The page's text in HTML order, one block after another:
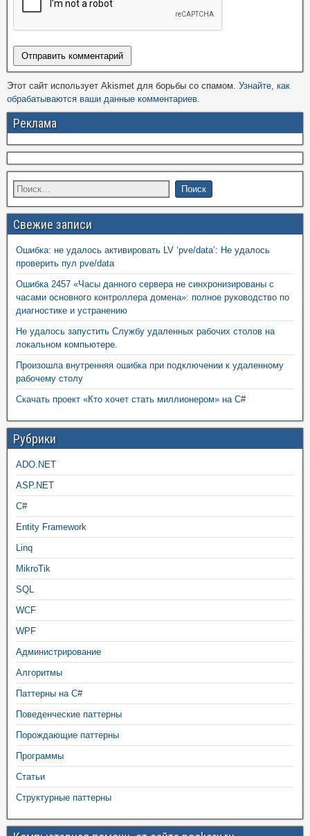
Этот сайт использует Akismet для борьбы со спамом. Узнайте, как
обрабатываются ваши данные комментариев
Реклама
Свежие записи
Ошибка: не удалось активировать LV ‘pve/data’: Не удалось
проверить пул pve/data
Ошибка 2457 «Часы данного сервера не синхронизированы с
часами основного контроллера домена»: полное руководство по
диагностике и устранению
Не удалось запустить Службу удаленных рабочих столов на
локальном компьютере.
Произошла внутренняя ошибка при подключении к удаленному
рабочему столу
Скачать проект «Кто хочет стать миллионером» на C#
Рубрики
ADO.NET
ASP.NET
C#
Entity Framework
Linq
MikroTik
SQL
WCF
WPF
Администрирование
Алгоритмы
Паттерны на C#
Поведенческие паттерны
Порождающие паттерны
Программы
Статьи
Структурные паттерны